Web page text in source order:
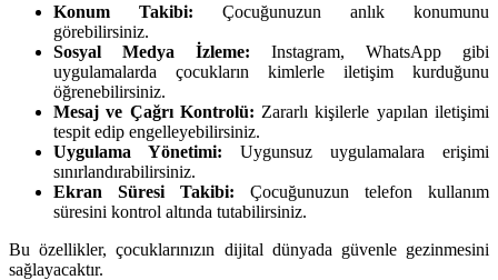
Konum Takibi: Çocuğunuzun anlık konumunu
görebilirsiniz.
Sosyal Medya İzleme: Instagram, WhatsApp gibi
uygulamalarda çocukların kimlerle iletişim kurduğunu
öğrenebilirsiniz.
Mesaj ve Çağrı Kontrolü: Zararlı kişilerle yapılan iletişimi
tespit edip engelleyebilirsiniz.
Uygulama Yönetimi: Uygunsuz uygulamalara erişimi
sınırlandırabilirsiniz.
Ekran Süresi Takibi: Çocuğunuzun telefon kullanım
süresini kontrol altında tutabilirsiniz.
Bu özellikler, çocuklarınızın dijital dünyada güvenle gezinmesini
sağlayacaktır.